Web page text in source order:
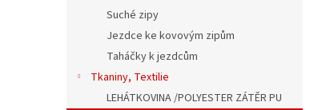
Suché zipy
Jezdce ke kovovým zipům
Taháčky k jezdcům
Tkaniny, Textilie
LEHÁTKOVINA /POLYESTER ZÁTĚR PU